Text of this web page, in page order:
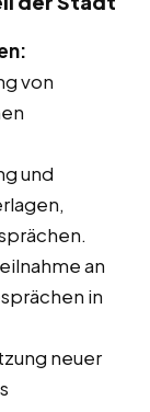
von
und
an
in
neuer